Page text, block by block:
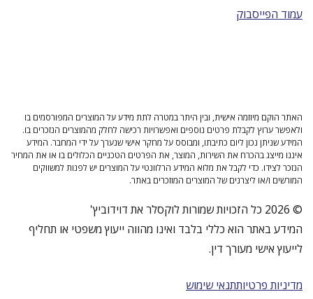
עמוד הפייסבוק
האתר הוקם מיוזמה אישית, ובין היתר במטרה לתת מידע על המוצרים המפורסמים בו
ולאפשר ערוץ לקבלת פרטים נוספים ואפשרויות רכישה לחלק מהמוצרים הנזכרים בו.
המידע שניתן נכון ליום כתיבתו, ומבוסס על מחקר אישי שנערך על ידי המחבר. המידע
איננו מייצג בהכרח את השירות, המוצר, את הפרטים הטכניים הכלולים בו או את המחיר
הנזכר לצידו. כדי לקבל את מלוא המידע הרלוונטי על המוצרים יש לפנות למשווקים
המורשים ו/או ליצרנים של המוצרים המוזכרים באתר.
© 2026 כל הזכויות שמורות לוקסלר את דוידוביץ'
המידע באתר הוא כללי בלבד ואינו מהווה ייעוץ משפטי או תחליף
לייעוץ אישי מעורך דין.
מדיניות פרטיותתנאי שימוש